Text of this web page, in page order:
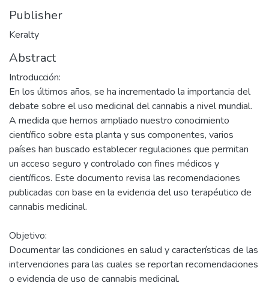
Publisher
Keralty
Abstract
Introducción:
En los últimos años, se ha incrementado la importancia del
debate sobre el uso medicinal del cannabis a nivel mundial.
A medida que hemos ampliado nuestro conocimiento
científico sobre esta planta y sus componentes, varios
países han buscado establecer regulaciones que permitan
un acceso seguro y controlado con fines médicos y
científicos. Este documento revisa las recomendaciones
publicadas con base en la evidencia del uso terapéutico de
cannabis medicinal.
Objetivo:
Documentar las condiciones en salud y características de las
intervenciones para las cuales se reportan recomendaciones
o evidencia de uso de cannabis medicinal.